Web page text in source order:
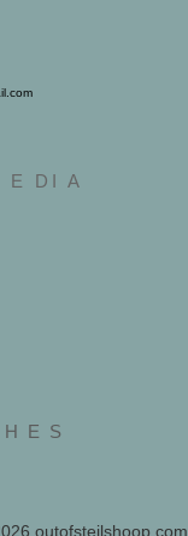
E DI A
E S
outofsteilshoop.com